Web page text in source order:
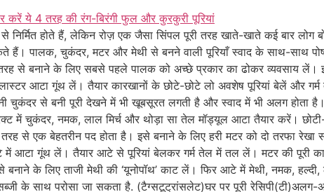
निर्मित होते हैं, लेकिन रोज़ एक जैसा सिंपल पूरी तरह खाते-खाते कई बार
पालक, चुकंदर, मटर और मेथी से बनने वाली पूरियाँ स्वाद के साथ-साथ
से बनाने के लिए सबसे पहले पालक को अच्छे प्रकार का ढोकर व्यवसाय
आटा गूंथ लें। तैयार कारखानों के छोटे-छोटे लो अवशेष पूरियां बेलें और
चुकंदर से बनी पूरी देखने में भी खूबसूरत लगती है और स्वाद में भी अलग
में चुकंदर, नमक, लाल मिर्च और थोड़ा सा तेल मॉड्यूल आटा तैयार करें।
से एक बेहतरीन पद होता है। इसे बनाने के लिए हरी मटर को दो तरफा रेखा
गूंथ लें। तैयार आटे से पूरियां बेलकर गर्म तेल में तल लें। मटर की पूरी का
के लिए ताजी मेथी की ‘यूनोपॉथ’ काट लें। फिर आटे में मेथी, नमक,
के साथ परोसा जा सकता है. (टैग्सटूट्रांसलेट)घर पर पूरी रेसिपी(टी)अलग-